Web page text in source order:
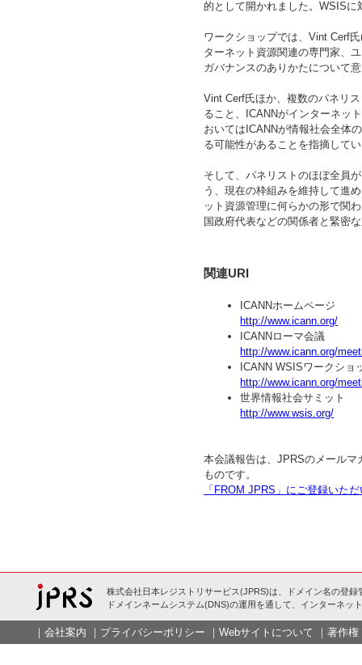
的として開かれました。WSIS
ワークショップでは、Vint Cerf
ターネット資源関連の専門家、
ガバナンスのありかたについて
Vint Cerf氏ほか、複数のパネリ
ること、ICANNがインターネッ
おいてはICANNが情報社会全体
る可能性があることを指摘して
そして、パネリストのほぼ全員
う、現在の枠組みを維持して進
ット資源管理に何らかの形で関
国政府代表などの関係者と緊密
関連URI
ICANNホームページ
http://www.icann.org/
ICANNローマ会議
http://www.icann.org/
ICANN WSISワークショ
http://www.icann.org/
世界情報社会サミット
http://www.wsis.org/
本会議報告は、JPRSのメール
ものです。
「FROM JPRS」にご登録いた
株式会社日本レジストリサービス(JPRS)は、ドメイン名の登録
ドメインネームシステム(DNS)の運用を通して、インターネッ
｜ 会社案内 ｜ プライバシーポリシー ｜ Webサイトについて ｜ 著作権